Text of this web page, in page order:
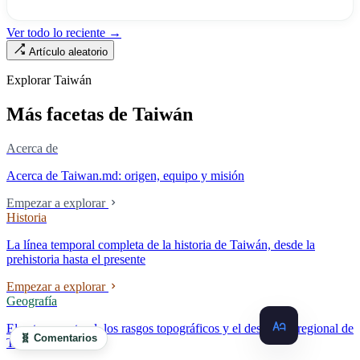
Ley de Médicos, es la ley raíz sobre cómo existe la institución del
«hospital» en Taiwán, y la tensión sin resolver durante cuarenta años
mercado.
Ver todo lo reciente →
Artículo aleatorio
Explorar Taiwán
Más facetas de Taiwán
Acerca de
Acerca de Taiwan.md: origen, equipo y misión
Empezar a explorar
Historia
La línea temporal completa de la historia de Taiwán, desde la
prehistoria hasta el presente
Empezar a explorar
Geografía
El entorno natural, los rasgos topográficos y el desarrollo regional de
Taiwán
🧬 Comentarios